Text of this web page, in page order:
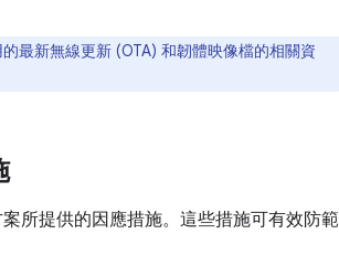
最新無線更新 (OTA) 和韌體映像檔的相關資
所提供的因應措施。這些措施可有效防範